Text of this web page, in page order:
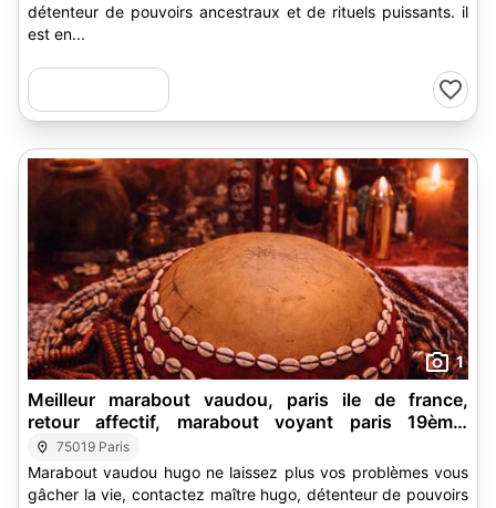
détenteur de pouvoirs ancestraux et de rituels puissants. il
est en...
1
Meilleur marabout vaudou, paris ile de france,
retour affectif, marabout voyant paris 19ème,
marabout vaudou paris 18ème, marabout paris
17ème, marabout compiègne, marabout africain
paris 15ème, marabout paris 16ème, marabout
75019 Paris
Marabout vaudou hugo ne laissez plus vos problèmes vous
gâcher la vie, contactez maître hugo, détenteur de pouvoirs